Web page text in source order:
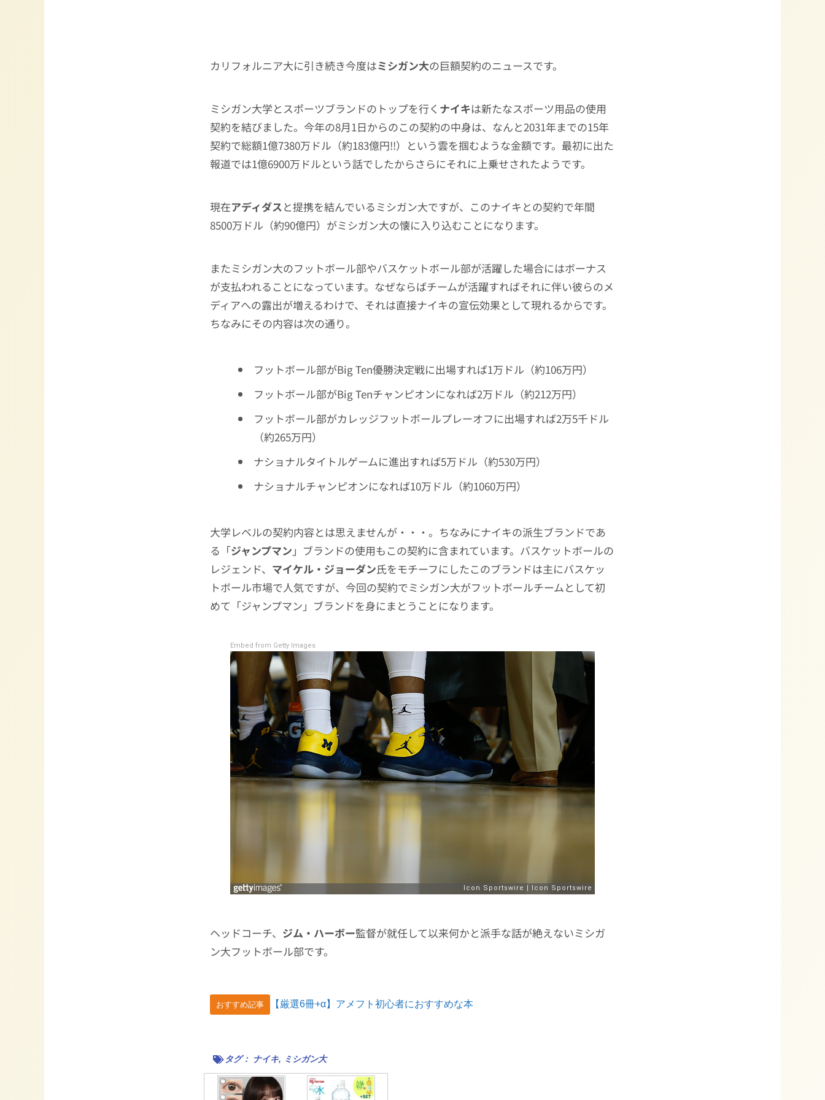
カリフォルニア大に引き続き今度はミシガン大の巨額契約のニュースです。
ミシガン大学とスポーツブランドのトップを行く ナイキは新たなスポーツ用品の使用
契約を結びました。今年の8月1日からのこの契約の中身は、なんと2031年までの15年
契約で総額1億7380万ドル（約183億円‼︎）という雲を掴むような金額です。最初に出た
報道では1億6900万ドルという話でしたからさらにそれに上乗せされたようです。
現在アディダスと提携を結んでいるミシガン大ですが、このナイキとの契約で年間
8500万ドル（約90億円）がミシガン大の懐に入り込むことになります。
またミシガン大のフットボール部やバスケットボール部が活躍した場合にはボーナス
が支払われることになっています。なぜならばチームが活躍すればそれに伴い彼らのメ
ディアへの露出が増えるわけで、それは直接ナイキの宣伝効果として現れるからです。
ちなみにその内容は次の通り。
フットボール部がBig Ten優勝決定戦に出場すれば1万ドル（約106万円）
フットボール部がBig Tenチャンピオンになれば2万ドル（約212万円）
フットボール部がカレッジフットボールプレーオフに出場すれば2万5千ドル
（約265万円）
ナショナルタイトルゲームに進出すれば5万ドル（約530万円）
ナショナルチャンピオンになれば10万ドル（約1060万円）
大学レベルの契約内容とは思えませんが・・・。ちなみにナイキの派生ブランドであ
る「ジャンプマン 」ブランドの使用もこの契約に含まれています。バスケットボールの
レジェンド、 マイケル・ジョーダン氏をモチーフにしたこのブランドは主にバスケッ
トボール市場で人気ですが、今回の契約でミシガン大がフットボールチームとして初
めて「ジャンプマン」ブランドを身にまとうことになります。
Embed from Getty Images
ヘッドコーチ、 ジム・ハーボー監督が就任して以来何かと派手な話が絶えないミシガ
ン大フットボール部です。
おすすめ記事 【厳選6冊+α】アメフト初心者におすすめな本
タグ： ナイキ, ミシガン大